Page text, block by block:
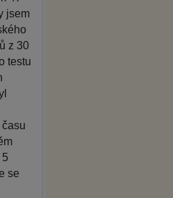
jsem
z 30
testu
se